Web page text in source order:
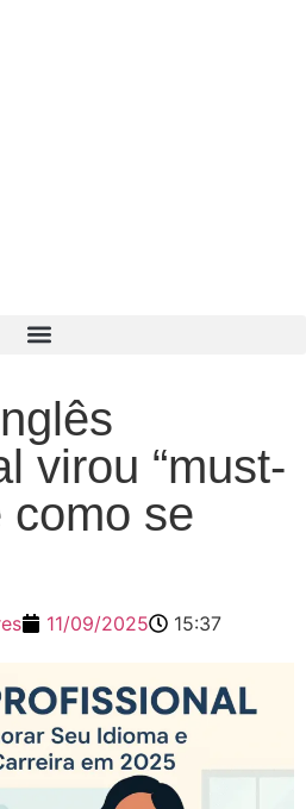
virou “must-
se
11/09/2025 15:37